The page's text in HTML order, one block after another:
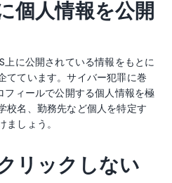
個人情報を公開
上に公開されている情報をもとに
てています。サイバー犯罪に巻
フィールで公開する個人情報を極
校名、勤務先など個人を特定す
しょう。
リックしない